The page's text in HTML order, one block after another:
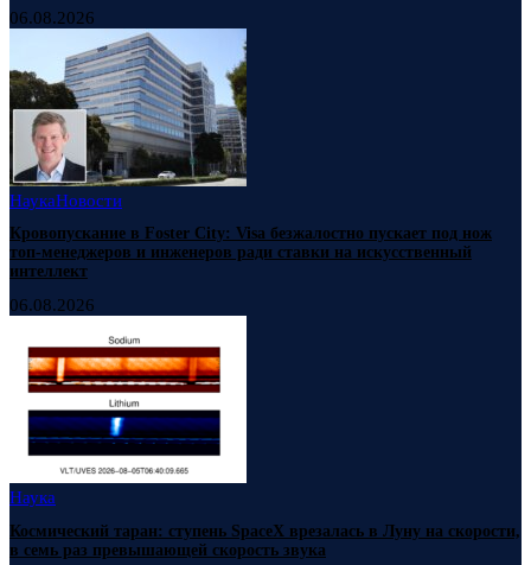
06.08.2026
НаукаНовости
Кровопускание в Foster City: Visa безжалостно пускает под нож
топ-менеджеров и инженеров ради ставки на искусственный
интеллект
06.08.2026
Наука
Космический таран: ступень SpaceX врезалась в Луну на скорости,
в семь раз превышающей скорость звука